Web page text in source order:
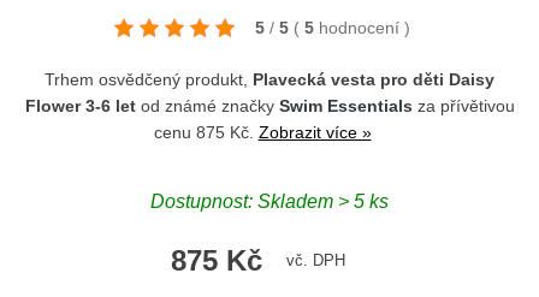
5 / 5 ( 5 hodnocení )
Trhem osvědčený produkt, Plavecká vesta pro děti Daisy
Flower 3-6 letod známé značky Swim Essentials za přívětivou
cenu 875 Kč. Zobrazit více »
Dostupnost: Skladem > 5 ks
875 Kč vč. DPH